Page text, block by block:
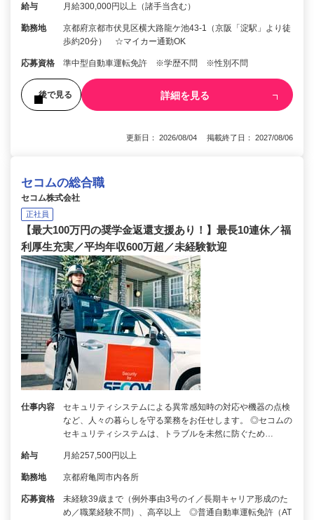
給与 月給300,000円以上（諸手当含む）
勤務地
京都府京都市伏見区横大路龍ケ池43-1（京阪「淀駅」より徒
歩約20分） ☆マイカー通勤OK
応募資格 準中型自動車運転免許 ※学歴不問 ※性別不問
後で見る 詳細を見る
更新日： 2026/08/04 掲載終了日： 2027/08/06
セコムの総合職
セコム株式会社
正社員
【最大100万円の奨学金返還支援あり！】最長10連休／福
利厚生充実／平均年収600万超／未経験歓迎
仕事内容
セキュリティシステムによる異常感知時の対応や機器の点検
など、人々の暮らしを守る業務をお任せします。 ◎セコムの
セキュリティシステムは、トラブルを未然に防ぐため…
給与 月給257,500円以上
勤務地 京都府亀岡市内各所
応募資格
未経験39歳まで（例外事由3号のイ／長期キャリア形成のた
め／職業経験不問）、高卒以上 ◎普通自動車運転免許（AT